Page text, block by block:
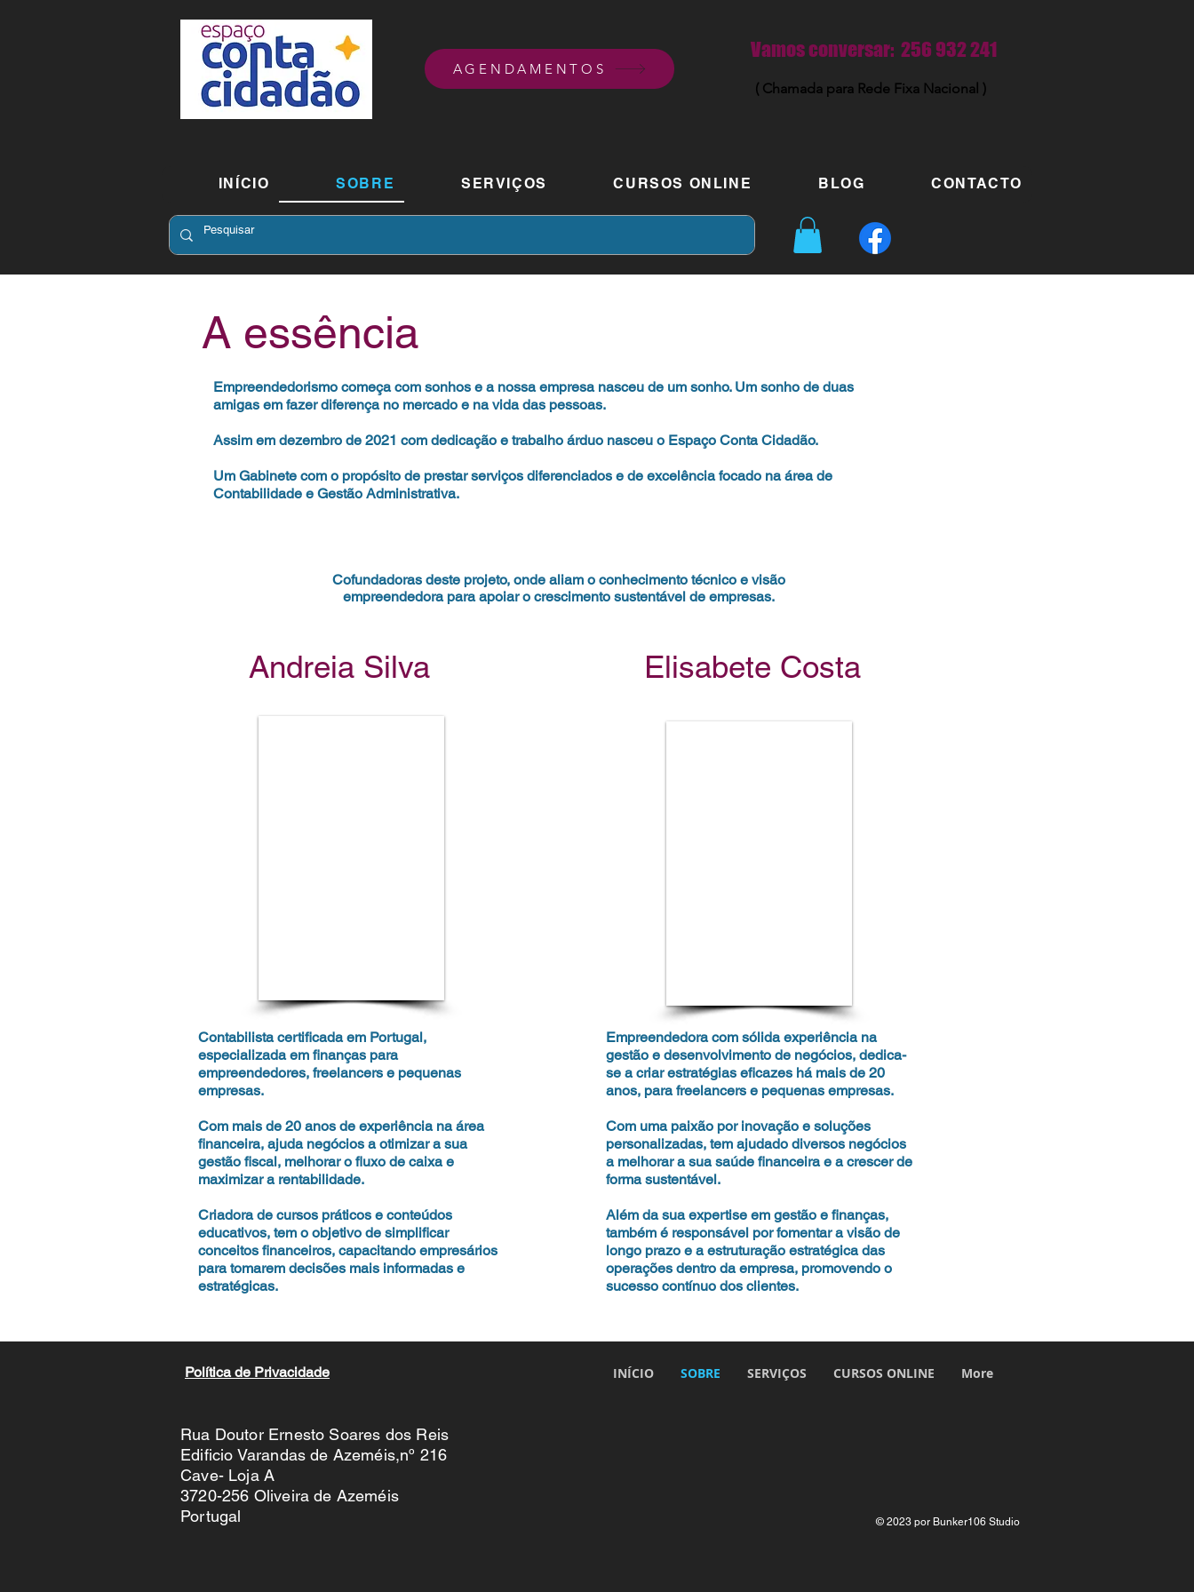
AGENDAMENTOS
Vamos conversar: 256 932 241
( Chamada para Rede Fixa Nacional )
INÍCIO SOBRE SERVIÇOS CURSOS ONLINE BLOG CONTACTO
A essência
Empreendedorismo começa com sonhos e a nossa empresa nasceu de um sonho. Um sonho de duas
amigas em fazer diferença no mercado e na vida das pessoas.
Assim em dezembro de 2021 com dedicação e trabalho árduo nasceu o Espaço Conta Cidadão.
Um Gabinete com o propósito de prestar serviços diferenciados e de excelência focado na área de
Contabilidade e Gestão Administrativa.
Cofundadoras deste projeto, onde aliam o conhecimento técnico e visão
empreendedora para apoiar o crescimento sustentável de empresas.
Andreia Silva
Contabilista certificada em Portugal,
especializada em finanças para
empreendedores, freelancers e pequenas
empresas.
Com mais de 20 anos de experiência na área
financeira, ajuda negócios a otimizar a sua
gestão fiscal, melhorar o fluxo de caixa e
maximizar a rentabilidade.
Criadora de cursos práticos e conteúdos
educativos, tem o objetivo de simplificar
conceitos financeiros, capacitando empresários
para tomarem decisões mais informadas e
estratégicas.
Elisabete Costa
Empreendedora com sólida experiência na
gestão e desenvolvimento de negócios, dedica-
se a criar estratégias eficazes há mais de 20
anos, para freelancers e pequenas empresas.
Com uma paixão por inovação e soluções
personalizadas, tem ajudado diversos negócios
a melhorar a sua saúde financeira e a crescer de
forma sustentável.
Além da sua expertise em gestão e finanças,
também é responsável por fomentar a visão de
longo prazo e a estruturação estratégica das
operações dentro da empresa, promovendo o
sucesso contínuo dos clientes.
Política de Privacidade
Rua Doutor Ernesto Soares dos Reis
Edificio Varandas de Azeméis,nº 216
Cave- Loja A
3720-256 Oliveira de Azeméis
Portugal
INÍCIO SOBRE SERVIÇOS CURSOS ONLINE More
© 2023 por Bunker106 Studio